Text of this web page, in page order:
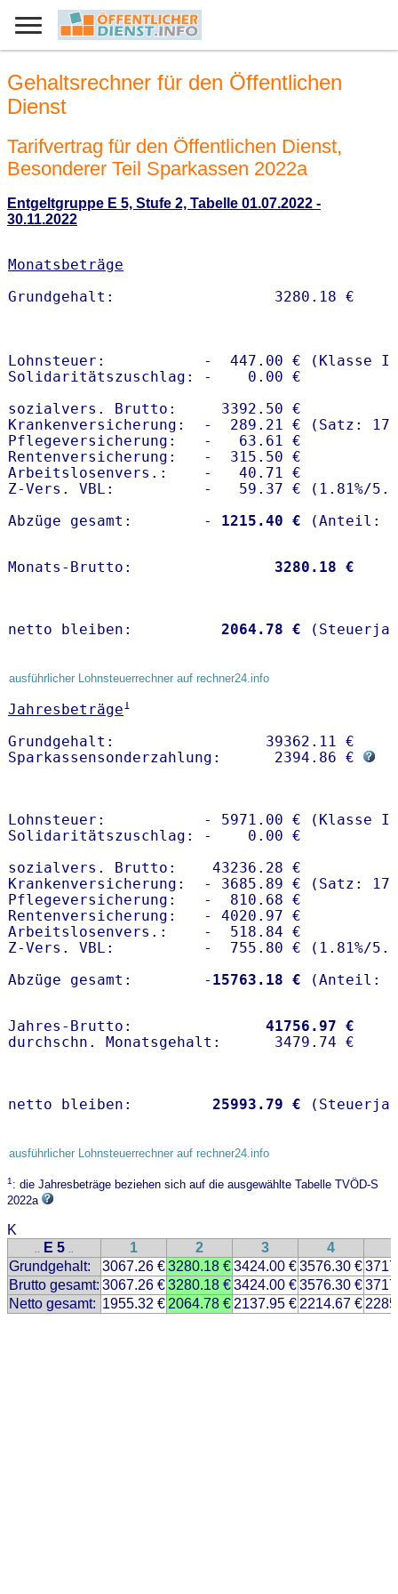
Gehaltsrechner für den Öffentlichen
Dienst
Tarifvertrag für den Öffentlichen Dienst,
Besonderer Teil Sparkassen 2022a
Entgeltgruppe E 5, Stufe 2, Tabelle 01.07.2022 -
30.11.2022
Monatsbeträge
Lohnsteuer:           -  447.00 € (Klasse I)
Solidaritätszuschlag: -    0.00 €
sozialvers. Brutto:     3392.50 €
Krankenversicherung:  -  289.21 € (Satz:
Pflegeversicherung:   -   63.61 €
Rentenversicherung:   -  315.50 €
Arbeitslosenvers.:    -   40.71 €
Z-Vers. VBL:          -   59.37 € ( 1.81%/
Abzüge gesamt:        -
1215.40 €
Monats-Brutto: 3280.18 €
netto bleiben: 2064.78 €
ausführlicher Lohnsteuerrechner auf rechner24.info
Jahresbeträge1
Grundgehalt:                 39362.11 €
Sparkassensonderzahlung:      2394.86 €
Lohnsteuer:           - 5971.00 € (Klasse I)
Solidaritätszuschlag: -    0.00 €
sozialvers. Brutto:    43236.28 €
Krankenversicherung:  - 3685.89 € (Satz:
Pflegeversicherung:   -  810.68 €
Rentenversicherung:   - 4020.97 €
Arbeitslosenvers.:    -  518.84 €
Z-Vers. VBL:          -  755.80 € ( 1.81%/
Abzüge gesamt:        - 15763.18 €
Jahres-Brutto: 41756.97 €
netto bleiben: 25993.79 €
ausführlicher Lohnsteuerrechner auf rechner24.info
1: die Jahresbeträge beziehen sich auf die ausgewählte Tabelle TVÖD-S
2022a
K
.. E 5 .. 1 2 3 4
Grundgehalt:
3067.26 €3280.18 €3424.00 €3576.30 €
Brutto gesamt: 3067.26 €3280.18 €3424.00 €3576.30 €
Netto gesamt: 1955.32 € 2064.78 € 2137.95 € 2214.67 €